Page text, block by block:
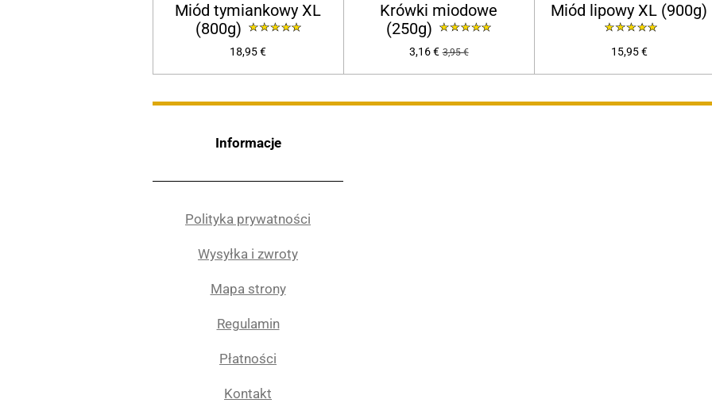
Miód tymiankowy XL
(800g)
18,95 €
Krówki miodowe
(250g)
3,16 € 3,95 €
Miód lipowy XL (900g)
15,95 €
Informacje
Polityka prywatności
Wysyłka i zwroty
Mapa strony
Regulamin
Płatności
Kontakt